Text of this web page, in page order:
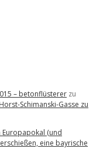
– betonflüsterer zu
Schimanski-Gasse zu
Europapokal (und
eine bayrische